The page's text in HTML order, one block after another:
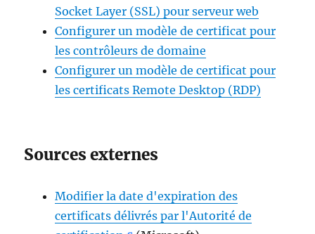
Socket Layer (SSL) pour serveur web
Configurer un modèle de certificat pour
les contrôleurs de domaine
Configurer un modèle de certificat pour
les certificats Remote Desktop (RDP)
Sources externes
Modifier la date d'expiration des
certificats délivrés par l'Autorité de